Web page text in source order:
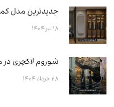
جدیدترین مدل
۱۸ تیر ۱۴۰۴
شوروم لاکچری
۲۸ خرداد ۱۴۰۴